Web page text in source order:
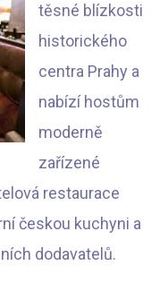
těsné blízkosti
historického
centra Prahy a
nabízí hostům
moderně
zařízené
restaurace
českou kuchyni a
dodavatelů.